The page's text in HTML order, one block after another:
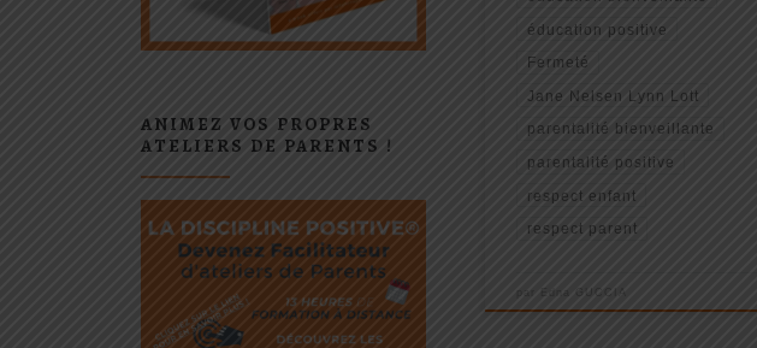
éducation positive
Fermeté
Jane Nelsen Lynn Lott
parentalité bienveillante
parentalité positive
respect enfant
respect parent
par Edna GUCCIA
ANIMEZ VOS PROPRES
ATELIERS DE PARENTS !